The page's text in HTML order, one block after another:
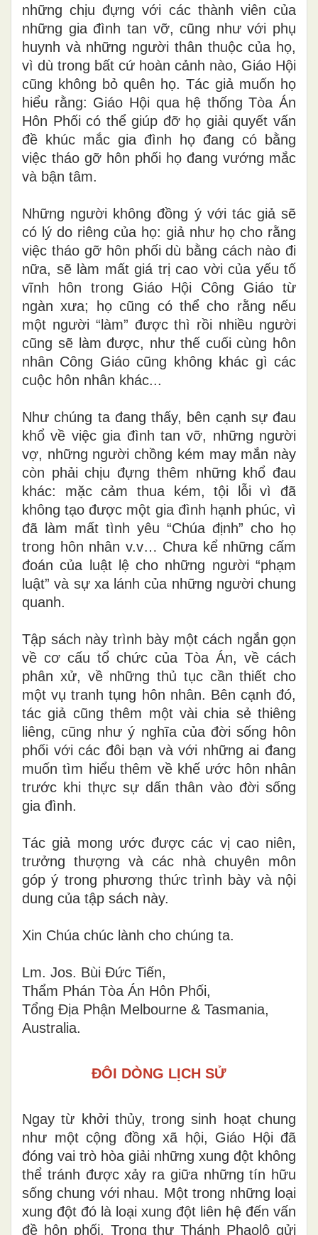
những chịu đựng với các thành viên của
những giađình tan vỡ, cũng như với phụ
huynh và những người thân thuộc của họ,
vì dù trong bất cứ hoàn cảnh nào, Giáo Hội
cũng không bỏ quên họ. Tác giả muốn họ
hiểu rằng: Giáo Hội qua hệ thống Tòa Án
Hôn Phối có thể giúp đỡ họ giải quyết vấn
đề khúc mắc gia đình họ đang có bằng
việc tháo gỡ hôn phối họ đang vướng mắc
và bận tâm.
Những người không đồng ý với tác giả sẽ
có lý do riêng của họ: giả như họ cho rằng
việc tháo gỡ hôn phối dù bằng cách nào đi
nữa, sẽ làm mất giá trị cao vời của yếu tố
vĩnh hôn trong Giáo Hội Công Giáo từ
ngàn xưa; họ cũng có thể cho rằng nếu
một người “làm” được thì rồi nhiều người
cũng sẽ làm được, như thế cuối cùng hôn
nhân Công Giáo cũng không khác gì các
cuộc hôn nhân khác...
Như chúng ta đang thấy, bên cạnh sự đau
khổ về việc gia đình tan vỡ, những người
vợ, những người chồng kém may mắn này
còn phải chịu đựng thêm những khổ đau
khác: mặc cảm thua kém, tội lỗi vì đã
không tạo được một gia đình hạnh phúc, vì
đã làm mất tình yêu “Chúa định” cho họ
trong hôn nhân v.v… Chưa kể những cấm
đoán của luật lệ cho những người “phạm
luật” và sự xa lánh của những người chung
quanh.
Tập sách này trình bày một cách ngắn gọn
về cơ cấu tổ chức của Tòa Án, về cách
phân xử, về những thủ tục cần thiết cho
một vụ tranh tụng hôn nhân. Bên cạnh đó,
tác giả cũng thêm một vài chia sẻ thiêng
liêng, cũng như ý nghĩa của đời sống hôn
phối với các đôi bạn và với nhữngai đang
muốn tìm hiểu thêm về khế ước hôn nhân
trước khi thực sự dấn thân vào đời sống
gia đình.
Tác giả mong ước đượccác vị cao niên,
trưởng thượng và các nhà chuyên môn
góp ý trong phương thức trình bày và nội
dung của tập sách này.
Xin Chúa chúc lành cho chúng ta.
Lm. Jos. Bùi Đức Tiến,
Thẩm Phán Tòa Án Hôn Phối,
Tổng Địa Phận Melbourne & Tasmania,
Australia.
ĐÔI DÒNG LỊCH SỬ
Ngaytừ khởi thủy, trong sinh hoạt chung
như một cộng đồng xã hội, Giáo Hội đã
đóng vai trò hòa giải những xung đột không
thể tránh được xảy ra giữa những tín hữu
sống chung với nhau. Một trong những loại
xung đột đó là loại xung đột liên hệ đến vấn
đề hôn phối. Trong thư Thánh Phaolô gửi